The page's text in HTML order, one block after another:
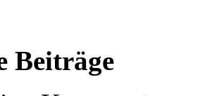
Beiträge